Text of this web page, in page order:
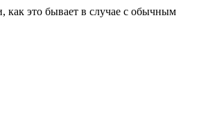
как это бывает в случае с обычным